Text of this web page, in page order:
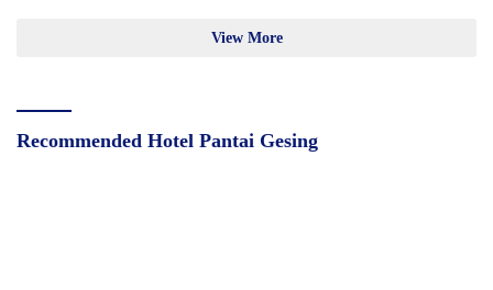
View More
Recommended Hotel Pantai Gesing